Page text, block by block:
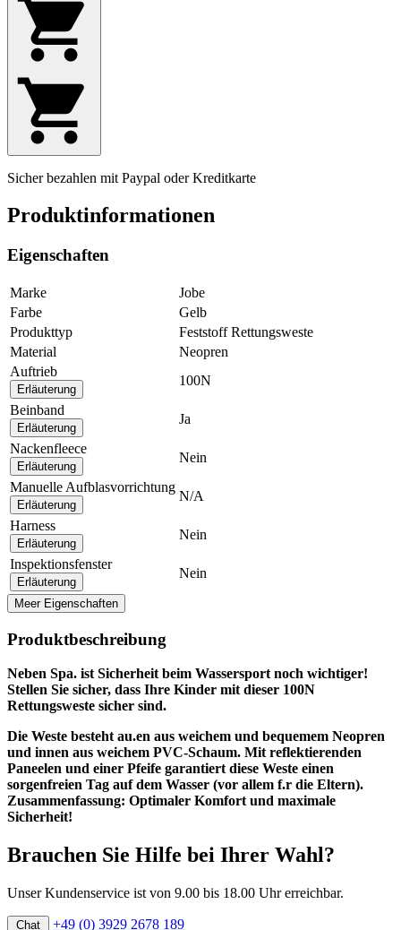
Sicher bezahlen mit Paypal oder Kreditkarte
Produktinformationen
Eigenschaften
Marke
Jobe
Farbe
Gelb
Produkttyp
Feststoff Rettungsweste
Material
Neopren
Auftrieb
Erläuterung
100N
Beinband
Erläuterung
Ja
Nackenfleece
Erläuterung
Nein
Manuelle Aufblasvorrichtung
Erläuterung
N/A
Harness
Erläuterung
Nein
Inspektionsfenster
Erläuterung
Nein
Meer Eigenschaften
Produktbeschreibung
Neben Spa. ist Sicherheit beim Wassersport noch wichtiger!
Stellen Sie sicher, dass Ihre Kinder mit dieser 100N
Rettungsweste sicher sind.
Die Weste besteht au.en aus weichem und bequemem Neopren
und innen aus weichem PVC-Schaum. Mit reflektierenden
Paneelen und einer Pfeife garantiert diese Weste einen
sorgenfreien Tag auf dem Wasser (vor allem f.r die Eltern).
Zusammenfassung: Optimaler Komfort und maximale
Sicherheit!
Brauchen Sie Hilfe bei Ihrer Wahl?
Unser Kundenservice ist von 9.00 bis 18.00 Uhr erreichbar.
Chat +49 (0) 3929 2678 189